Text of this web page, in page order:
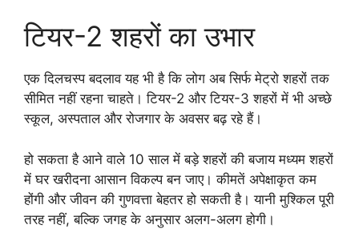
टियर-2 शहरों का उभार
एक दिलचस्प बदलाव यह भी है कि लोग अब सिर्फ मेट्रो शहरों तक
सीमित नहीं रहना चाहते। टियर-2 और टियर-3 शहरों में भी अच्छे
स्कूल, अस्पताल और रोजगार के अवसर बढ़ रहे हैं।
हो सकता है आने वाले 10 साल में बड़े शहरों की बजाय मध्यम शहरों
में घर खरीदना आसान विकल्प बन जाए। कीमतें अपेक्षाकृत कम
होंगी और जीवन की गुणवत्ता बेहतर हो सकती है। यानी मुश्किल पूरी
तरह नहीं, बल्कि जगह के अनुसार अलग-अलग होगी।